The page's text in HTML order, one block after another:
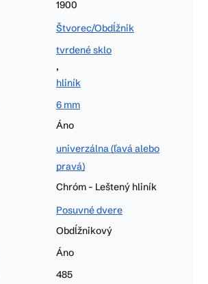
1900
Štvorec/Obdĺžnik
tvrdené sklo
,
hliník
6 mm
Áno
univerzálna (ľavá alebo
pravá)
Chróm - Leštený hliník
Posuvné dvere
Obdĺžnikový
Áno
485